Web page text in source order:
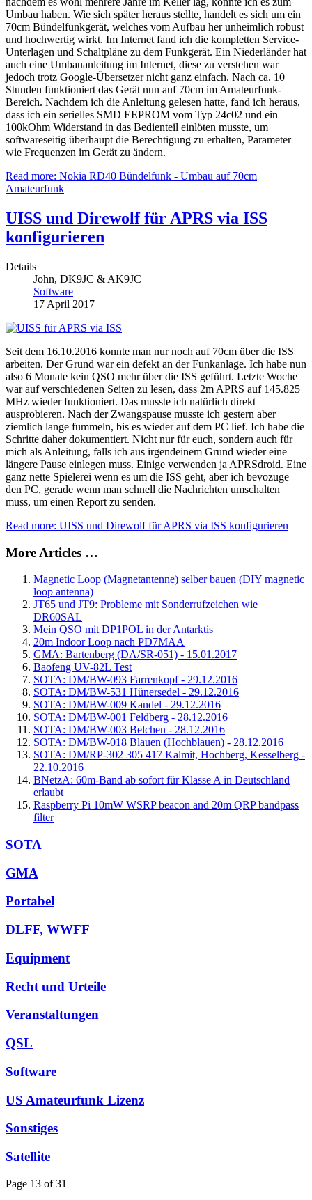
Umbau haben. Wie sich später heraus stellte, handelt es sich um ein
70cm Bündelfunkgerät, welches vom Aufbau her unheimlich robust
und hochwertig wirkt. Im Internet fand ich die kompletten Service-
Unterlagen und Schaltpläne zu dem Funkgerät. Ein Niederländer hat
auch eine Umbauanleitung im Internet, diese zu verstehen war
jedoch trotz Google-Übersetzer nicht ganz einfach. Nach ca. 10
Stunden funktioniert das Gerät nun auf 70cm im Amateurfunk-
Bereich. Nachdem ich die Anleitung gelesen hatte, fand ich heraus,
dass ich ein serielles SMD EEPROM vom Typ 24c02 und ein
100kOhm Widerstand in das Bedienteil einlöten musste, um
softwareseitig überhaupt die Berechtigung zu erhalten, Parameter
wie Frequenzen im Gerät zu ändern.
Read more: Nokia RD40 Bündelfunk - Umbau auf 70cm
Amateurfunk
UISS und Direwolf für APRS via ISS
konfigurieren
Details
John, DK9JC & AK9JC
Software
17 April 2017
Seit dem 16.10.2016 konnte man nur noch auf 70cm über die ISS
arbeiten. Der Grund war ein defekt an der Funkanlage. Ich habe nun
also 6 Monate kein QSO mehr über die ISS geführt. Letzte Woche
war auf verschiedenen Seiten zu lesen, dass 2m APRS auf 145.825
MHz wieder funktioniert. Das musste ich natürlich direkt
ausprobieren. Nach der Zwangspause musste ich gestern aber
ziemlich lange fummeln, bis es wieder auf dem PC lief. Ich habe die
Schritte daher dokumentiert. Nicht nur für euch, sondern auch für
mich als Anleitung, falls ich aus irgendeinem Grund wieder eine
längere Pause einlegen muss. Einige verwenden ja APRSdroid. Eine
ganz nette Spielerei wenn es um die ISS geht, aber ich bevozuge
den PC, gerade wenn man schnell die Nachrichten umschalten
muss, um einen Report zu senden.
Read more: UISS und Direwolf für APRS via ISS konfigurieren
More Articles …
Magnetic Loop (Magnetantenne) selber bauen (DIY magnetic
loop antenna)
JT65 und JT9: Probleme mit Sonderrufzeichen wie
DR60SAL
Mein QSO mit DP1POL in der Antarktis
20m Indoor Loop nach PD7MAA
GMA: Bartenberg (DA/SR-051) - 15.01.2017
Baofeng UV-82L Test
SOTA: DM/BW-093 Farrenkopf - 29.12.2016
SOTA: DM/BW-531 Hünersedel - 29.12.2016
SOTA: DM/BW-009 Kandel - 29.12.2016
SOTA: DM/BW-001 Feldberg - 28.12.2016
SOTA: DM/BW-003 Belchen - 28.12.2016
SOTA: DM/BW-018 Blauen (Hochblauen) - 28.12.2016
SOTA: DM/RP-302 305 417 Kalmit, Hochberg, Kesselberg -
22.10.2016
BNetzA: 60m-Band ab sofort für Klasse A in Deutschland
erlaubt
Raspberry Pi 10mW WSRP beacon and 20m QRP bandpass
filter
SOTA
GMA
Portabel
DLFF, WWFF
Equipment
Recht und Urteile
Veranstaltungen
QSL
Software
US Amateurfunk Lizenz
Sonstiges
Satellite
Page 13 of 31